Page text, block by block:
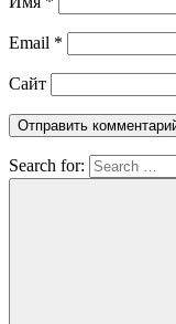
Email *
Сайт
Search for: